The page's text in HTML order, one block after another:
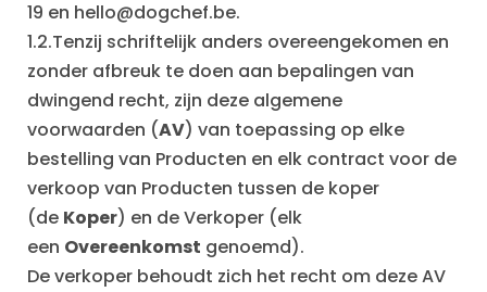
19 en hello@dogchef.be.
1.2.Tenzij schriftelijk anders overeengekomen en
zonder afbreuk te doen aan bepalingen van
dwingend recht, zijn deze algemene
voorwaarden (AV) van toepassing op elke
bestelling van Producten en elk contract voor de
verkoop van Producten tussen de koper
(de Koper) en de Verkoper (elk
een Overeenkomst genoemd).
De verkoper behoudt zich het recht om deze AV